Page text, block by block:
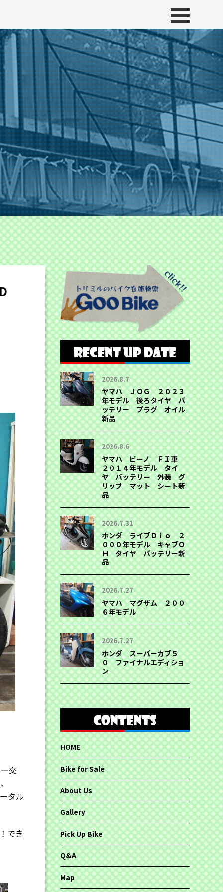
交
タル
でき
2026.8.7
ヤマハ ＪＯＧ ２０２３
年モデル 後ろタイヤ バ
ッテリー プラグ オイル
新品
2026.8.6
ヤマハ ビーノ ＦＩ車
２０１４年モデル タイ
ヤ バッテリー 外装 グ
リップ マット シート新
品
2026.7.31
ホンダ ライブＤｉｏ ２
０００年モデル キャブＯ
Ｈ タイヤ バッテリー新
品
2026.7.27
ヤマハ マグザム ２００
６年モデル
2026.7.27
ホンダ スーパーカブ５
０ ファイナルエディショ
ン
HOME
Bike for Sale
About Us
Gallery
Pick Up Bike
Q&A
Map